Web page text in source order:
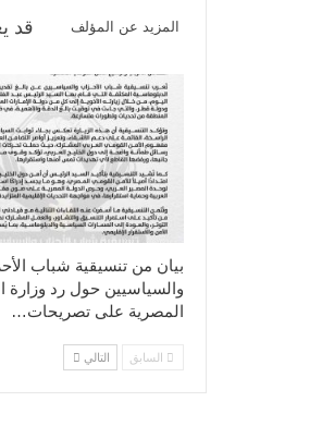
قد المزيد عن المؤلف
بيان من تنسيقية شباب
والسياسيين حول رد وزارة
المصرية على تصريحات…
السابق التالي